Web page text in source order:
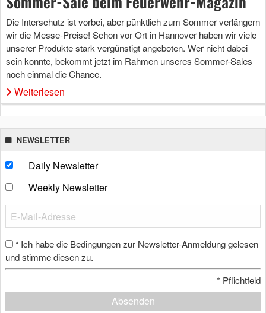
Die Interschutz ist vorbei, aber pünktlich zum Sommer verlängern
wir die Messe-Preise! Schon vor Ort in Hannover haben wir viele
unserer Produkte stark vergünstigt angeboten. Wer nicht dabei
sein konnte, bekommt jetzt im Rahmen unseres Sommer-Sales
noch einmal die Chance.
Weiterlesen
NEWSLETTER
Daily Newsletter
Weekly Newsletter
* Ich habe die Bedingungen zur Newsletter-Anmeldung gelesen
und stimme diesen zu.
* Pflichtfeld
Absenden